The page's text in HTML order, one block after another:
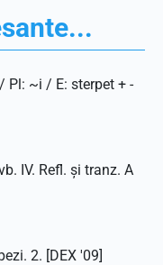
Pl: ~i / E: sterpet + -
IV. Refl. și tranz. A
2. [DEX '09]